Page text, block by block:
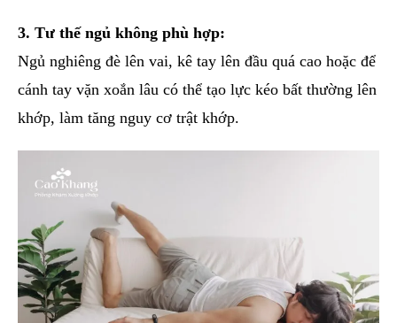
3. Tư thế ngủ không phù hợp:
Ngủ nghiêng đè lên vai, kê tay lên đầu quá cao hoặc để
cánh tay vặn xoắn lâu có thể tạo lực kéo bất thường lên
khớp, làm tăng nguy cơ trật khớp.